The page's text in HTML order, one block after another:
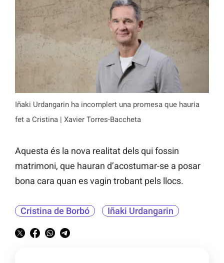
Iñaki Urdangarin ha incomplert una promesa que hauria
fet a Cristina | Xavier Torres-Baccheta
Aquesta és la nova realitat dels qui fossin
matrimoni, que hauran d’acostumar-se a posar
bona cara quan es vagin trobant pels llocs.
Cristina de Borbó Iñaki Urdangarin